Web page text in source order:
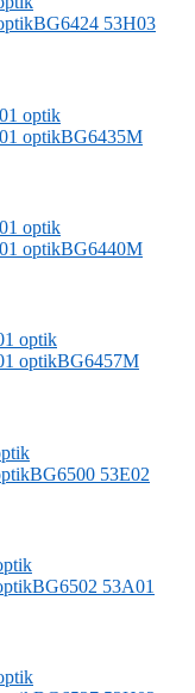
BG6424 53H03
BG6435M
BG6440M
BG6457M
BG6500 53E02
BG6502 53A01